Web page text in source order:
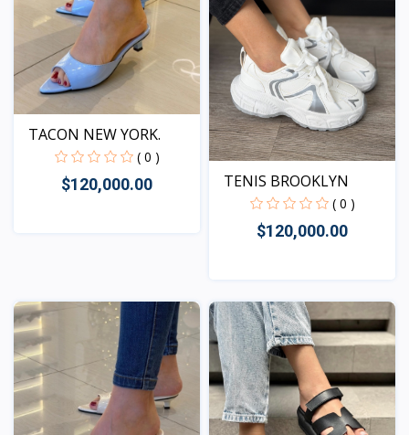
TACON NEW YORK.
( 0 )
$120,000.00 TENIS BROOKLYN
( 0 )
$120,000.00
Vista